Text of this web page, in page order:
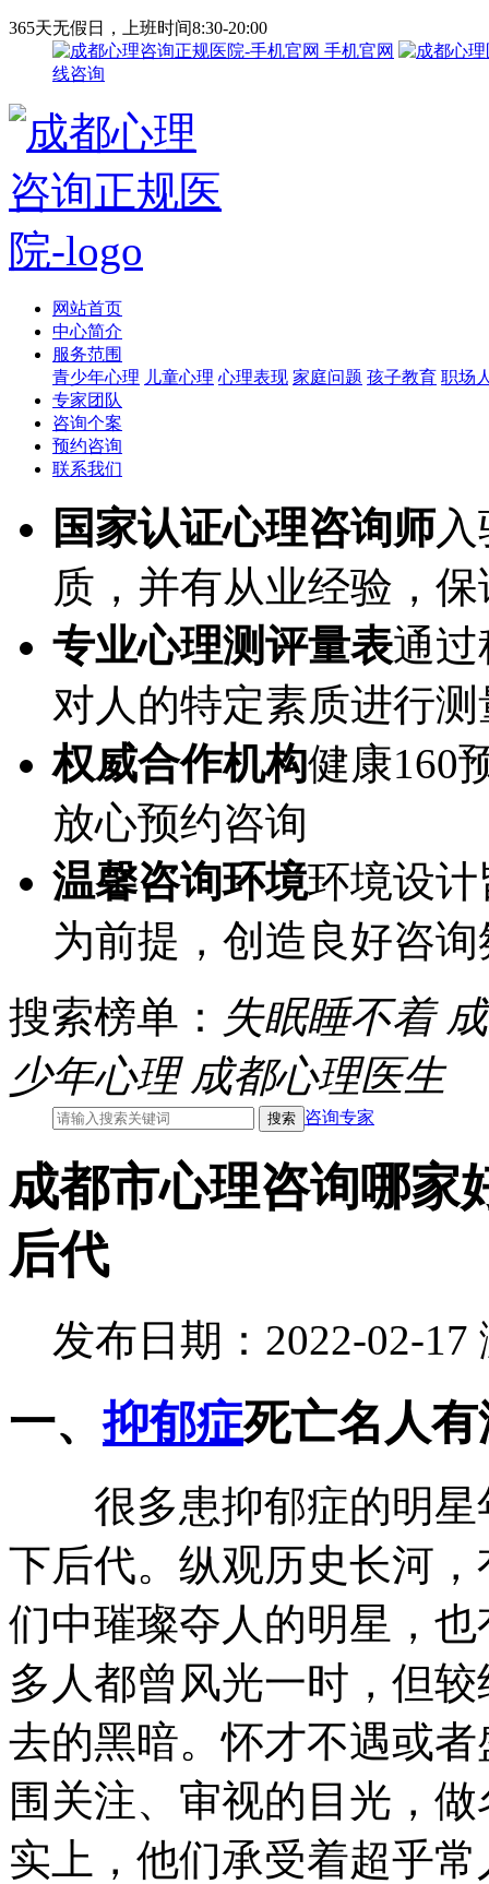
365天无假日，上班时间8:30-20:00
手机官网
线咨询
网站首页
中心简介
服务范围
青少年心理 儿童心理 心理表现 家庭问题 孩子教育 职场
专家团队
咨询个案
预约咨询
联系我们
国家认证心理咨询师
质，并有从业经验，
专业心理测评量表通
对人的特定素质进行
权威合作机构健康160
放心预约咨询
温馨咨询环境环境设
为前提，创造良好咨
搜索榜单： 失眠睡不着
少年心理 成都心理医生
咨询专家
成都市心理咨询哪家
后代
发布日期：2022-02-17
一、抑郁症死亡名人
很多患抑郁症的明星
下后代。纵观历史长河
们中璀璨夺人的明星，
多人都曾风光一时，但
去的黑暗。怀才不遇或
围关注、审视的目光，
实上，他们承受着超乎常